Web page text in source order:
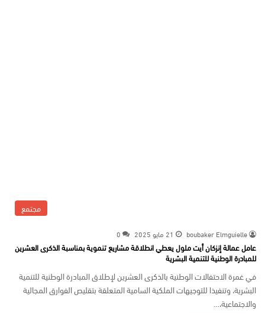
مجتمع
boubaker Elmguielle 21 مايو 2025 0
عامل عمالة إنزكان أيت ملول يعطي انطلاقة مشاريع تنموية بمناسبة الذكرى العشرين
للمبادرة الوطنية للتنمية البشرية
في غمرة الاحتفالات الوطنية بالذكرى العشرين لإطلاق المبادرة الوطنية للتنمية
البشرية، وتنفيذا للتوجيهات الملكية السامية المتعلقة بتقليص الفوارق المجالية
والاجتماعية،…